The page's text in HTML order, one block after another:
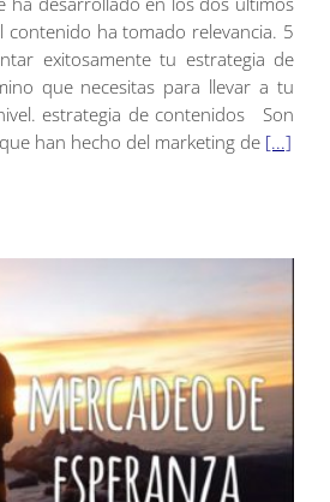
contenido ha tomado relevancia. 5
exitosamente tu estrategia de
que necesitas para llevar a tu
estrategia de contenidos Son
han hecho del marketing de [...]